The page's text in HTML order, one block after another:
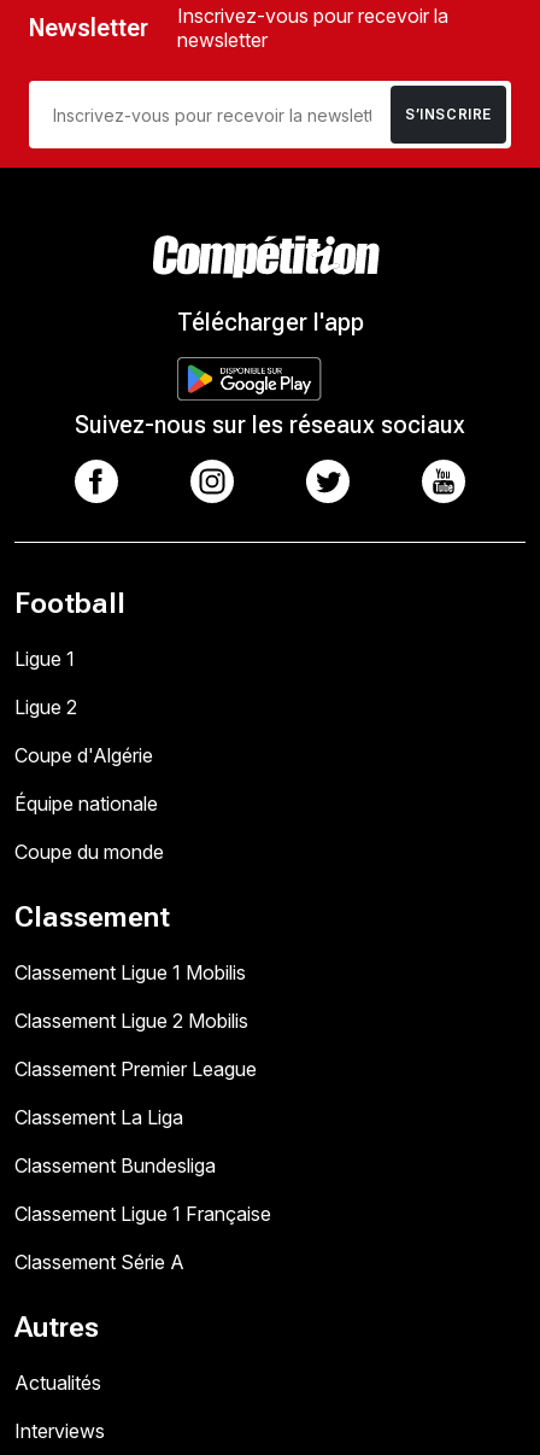
Newsletter
Inscrivez-vous pour recevoir la
newsletter
S’INSCRIRE
Télécharger l'app
Suivez-nous sur les réseaux sociaux
Football
Ligue 1
Ligue 2
Coupe d'Algérie
Équipe nationale
Coupe du monde
Classement
Classement Ligue 1 Mobilis
Classement Ligue 2 Mobilis
Classement Premier League
Classement La Liga
Classement Bundesliga
Classement Ligue 1 Française
Classement Série A
Autres
Actualités
Interviews